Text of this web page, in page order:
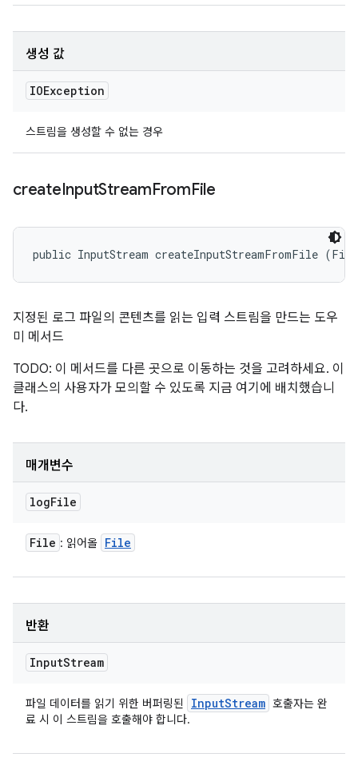
생성 값
IOException
스트림을 생성할 수 없는 경우
createInputStreamFromFile
public InputStream createInputStreamFromFile
지정된 로그 파일의 콘텐츠를 읽는 입력 스트림을 만드는 도우
미 메서드
TODO: 이 메서드를 다른 곳으로 이동하는 것을 고려하세요. 이
클래스의 사용자가 모의할 수 있도록 지금 여기에 배치했습니
다.
매개변수
logFile
File : 읽어올 File
반환
InputStream
파일 데이터를 읽기 위한 버퍼링된 InputStream 호출자는 완
료 시 이 스트림을 호출해야 합니다.